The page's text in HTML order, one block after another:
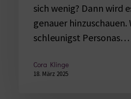
sich wenig? Dann wird
genauer hinzuschauen.
schleunigst Personas…
Cora Klinge
18. März 2025